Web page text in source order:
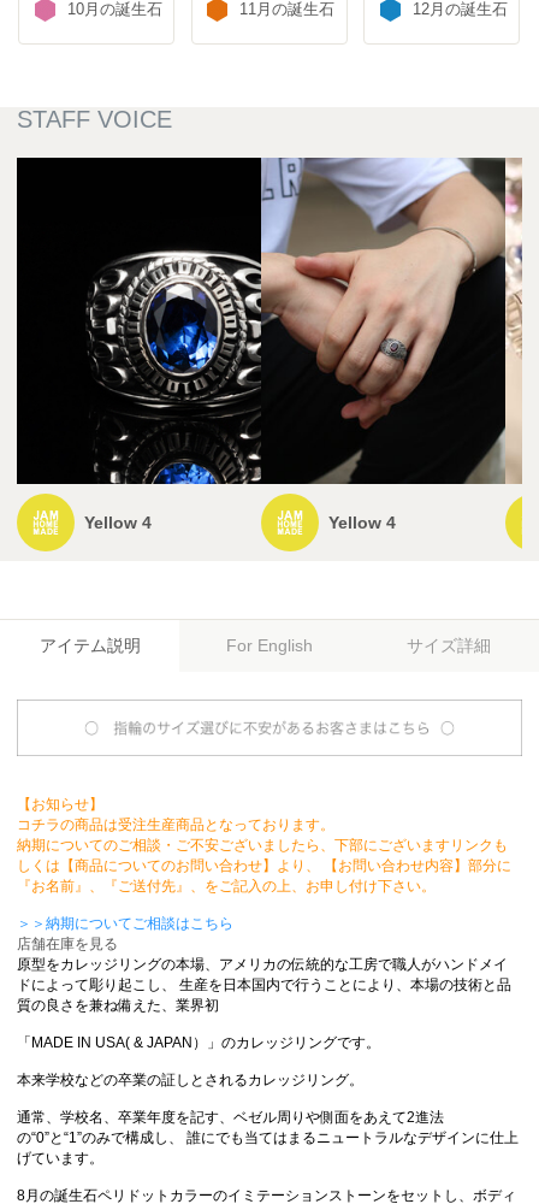
10月の誕生石 11月の誕生石 12月の誕生石
Yellow 4 Yellow 4
アイテム説明 For English サイズ詳細
【お知らせ】
コチラの商品は受注生産商品となっております。
納期についてのご相談・ご不安ございましたら、下部にございますリンクも
しくは【商品についてのお問い合わせ】より、 【お問い合わせ内容】部分に
『お名前』、『ご送付先』、をご記入の上、お申し付け下さい。
＞＞納期についてご相談はこちら
店舗在庫を見る
原型をカレッジリングの本場、アメリカの伝統的な工房で職人がハンドメイ
ドによって彫り起こし、 生産を日本国内で行うことにより、本場の技術と品
質の良さを兼ね備えた、業界初
「MADE IN USA( & JAPAN）」のカレッジリングです。
本来学校などの卒業の証しとされるカレッジリング。
通常、学校名、卒業年度を記す、ベゼル周りや側面をあえて2進法
の“0”と“1”のみで構成し、 誰にでも当てはまるニュートラルなデザインに仕上
げています。
8月の誕生石ペリドットカラーのイミテーションストーンをセットし、ボディ